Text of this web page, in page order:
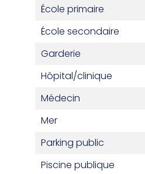
École primaire
École secondaire
Garderie
Hôpital/clinique
Médecin
Mer
Parking public
Piscine publique